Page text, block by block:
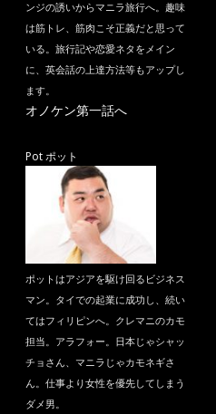
ンジの誘いからマニラ旅行へ。趣味
は筋トレ、筋肉こそ正義だと思って
いる。旅行記や恋愛ネタをメイン
に、英会話の上達方法等もアップし
ます。
オノケン第一話へ
Pot ポット
ポットはアジアを駆け回るビジネス
マン。タイでの起業に成功し、続い
てはフィリピンへ。クレマニのカモ
担当。アラフォー。日本じゃシャッ
チョさん、マニラじゃカモネギさ
ん。仕事より女性を優先してしまう
ダメ男。